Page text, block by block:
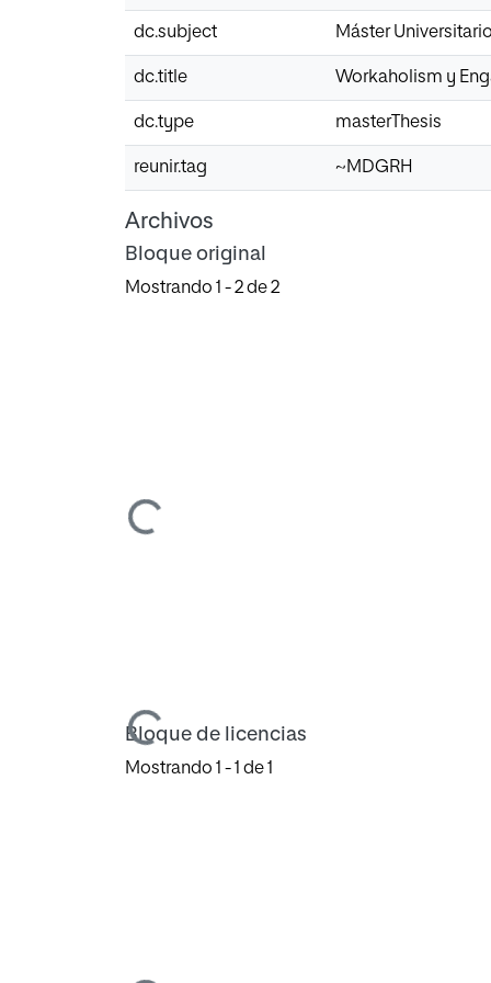
dc.subject Máster
dc.title Workaholism y
dc.type masterThesis
reunir.tag ~MDGRH
Archivos
Bloque original
Mostrando 1 - 2 de 2
Cargando...
Cargando...
Bloque de licencias
Mostrando 1 - 1 de 1